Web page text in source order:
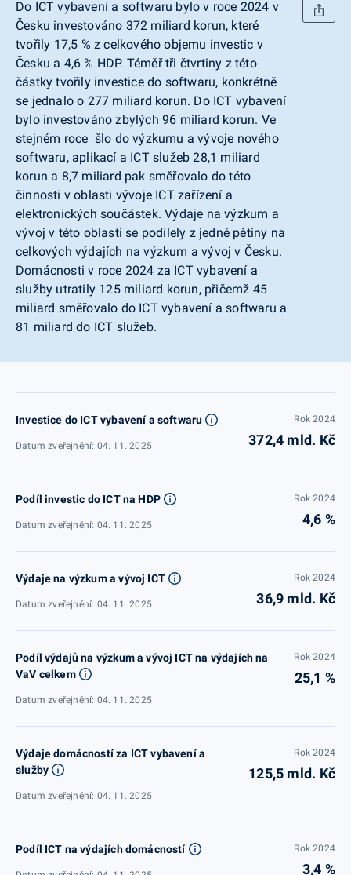
Do ICT vybavení a softwaru bylo v roce 2024 v
Česku investováno 372 miliard korun, které
tvořily 17,5 % z celkového objemu investic v
Česku a 4,6 % HDP. Téměř tři čtvrtiny z této
částky tvořily investice do softwaru, konkrétně
se jednalo o 277 miliard korun. Do ICT vybavení
bylo investováno zbylých 96 miliard korun. Ve
stejném roce šlo do výzkumu a vývoje nového
softwaru, aplikací a ICT služeb 28,1 miliard
korun a 8,7 miliard pak směřovalo do této
činnosti v oblasti vývoje ICT zařízení a
elektronických součástek. Výdaje na výzkum a
vývoj v této oblasti se podílely z jedné pětiny na
celkových výdajích na výzkum a vývoj v Česku.
Domácnosti v roce 2024 za ICT vybavení a
služby utratily 125 miliard korun, přičemž 45
miliard směřovalo do ICT vybavení a softwaru a
81 miliard do ICT služeb.
Investice do ICT vybavení a softwaru
Datum zveřejnění: 04. 11. 2025
Rok 2024
372,4 mld. Kč
Podíl investic do ICT na HDP
Datum zveřejnění: 04. 11. 2025
Rok 2024
4,6 %
Výdaje na výzkum a vývoj ICT
Datum zveřejnění: 04. 11. 2025
Rok 2024
36,9 mld. Kč
Podíl výdajů na výzkum a vývoj ICT na výdajích na
VaV celkem
Datum zveřejnění: 04. 11. 2025
Rok 2024
25,1 %
Výdaje domácností za ICT vybavení a
služby
Datum zveřejnění: 04. 11. 2025
Rok 2024
125,5 mld. Kč
Podíl ICT na výdajích domácností Rok 2024
3,4 %